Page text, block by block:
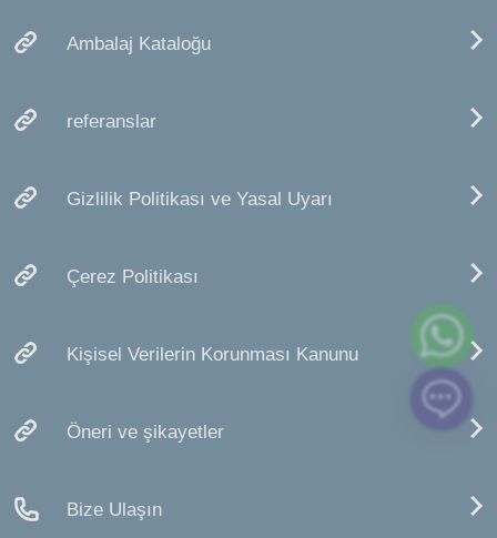
Ambalaj Kataloğu
referanslar
Gizlilik Politikası ve Yasal Uyarı
Çerez Politikası
Kişisel Verilerin Korunması Kanunu
Öneri ve şikayetler
Bize Ulaşın